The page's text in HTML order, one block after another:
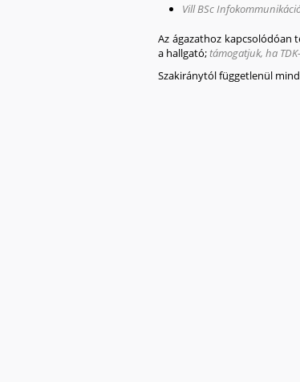
Vill BSc
Az ágazathoz kapcsolódóan
a hallgató;támogatjuk, ha
Szakiránytól függetlenül